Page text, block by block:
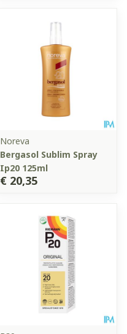
Noreva
Bergasol Sublim Spray
Ip20 125ml
€ 20,35